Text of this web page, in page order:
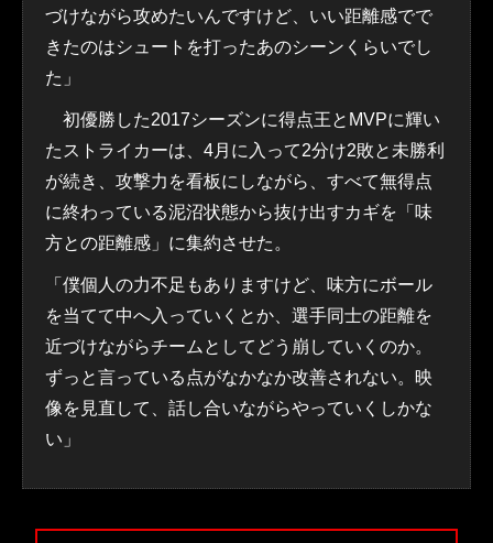
づけながら攻めたいんですけど、いい距離感でで
きたのはシュートを打ったあのシーンくらいでし
た」
初優勝した2017シーズンに得点王とMVPに輝い
たストライカーは、4月に入って2分け2敗と未勝利
が続き、攻撃力を看板にしながら、すべて無得点
に終わっている泥沼状態から抜け出すカギを「味
方との距離感」に集約させた。
「僕個人の力不足もありますけど、味方にボール
を当てて中へ入っていくとか、選手同士の距離を
近づけながらチームとしてどう崩していくのか。
ずっと言っている点がなかなか改善されない。映
像を見直して、話し合いながらやっていくしかな
い」